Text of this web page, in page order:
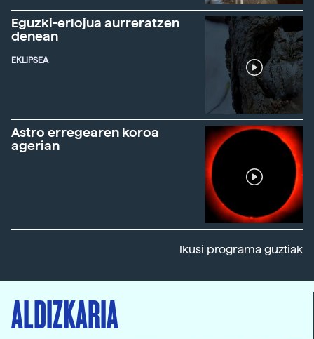
Eguzki-erlojua aurreratzen
denean
EKLIPSEA
Astro erregearen koroa
agerian
Ikusi programa guztiak
ALDIZKARIA